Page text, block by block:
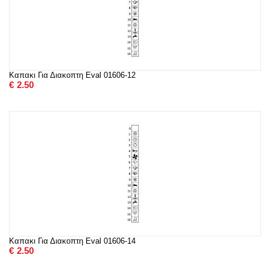
Καπακι Για Διακοπτη Eval 01606-12
€ 2.50
Καπακι Για Διακοπτη Eval 01606-14
€ 2.50